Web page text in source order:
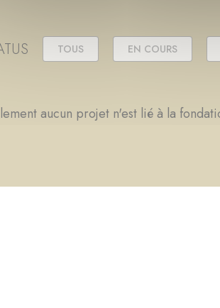
TOUS EN COURS
aucun projet n'est lié à la